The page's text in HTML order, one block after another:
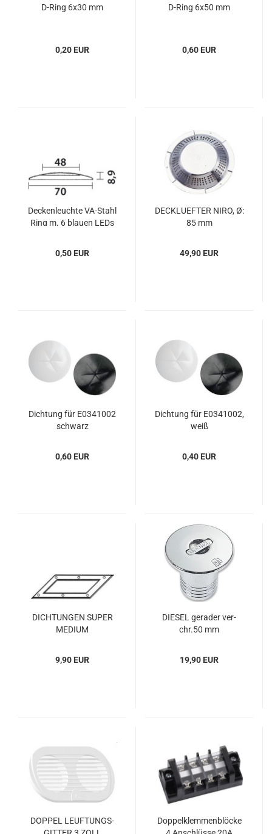
D-​Ring 6x30 mm
0,20 EUR
D-​Ring 6x50 mm
0,60 EUR
De­cken­leuch­te VA-​Stahl
Ring m. 6 blau­en LEDs
0,50 EUR
DECK­LU­EF­TER NIRO, Ø:
85 mm
49,90 EUR
Dich­tung für E0341002
schwarz
0,60 EUR
Dich­tung für E0341002,
weiß
0,40 EUR
DICH­TUN­GEN SUPER
ME­DI­UM
9,90 EUR
DIE­SEL ge­ra­der ver­
chr.50 mm
19,90 EUR
DOP­PEL LE­UF­TUNGS­
Dop­pel­klem­men­blö­cke